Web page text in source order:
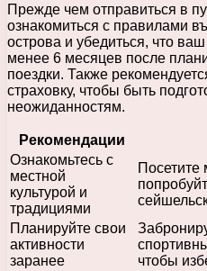
Прежде чем отправиться в
ознакомиться с правилами
острова и убедиться, что
менее 6 месяцев после
поездки. Также
страховку, чтобы быть
неожиданностям.
Рекомендации
Ознакомьтесь с
местной
культурой и
традициями
Посетите
Планируйте свои
активности
заранее
чтобы